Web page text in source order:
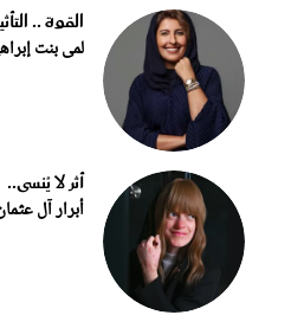
القوة ..
لمى بنت
أثر لا يُنسى..
أبرار آل